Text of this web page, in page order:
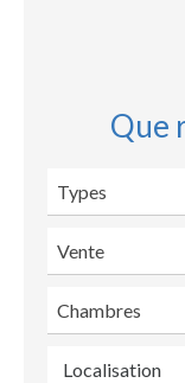
Que
Types
Vente
Chambres
Localisation